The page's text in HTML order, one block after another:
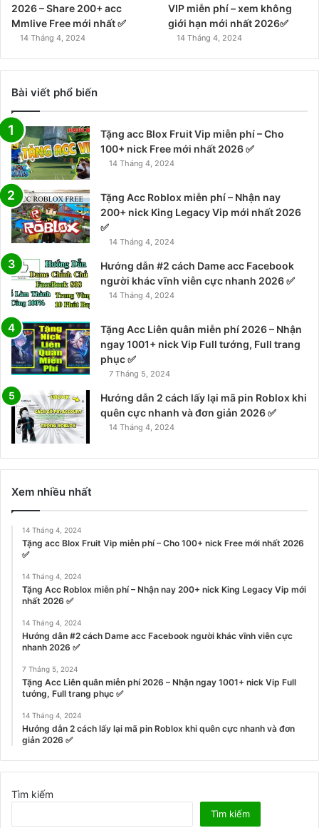
2026 – Share 200+ acc
Mmlive Free mới nhất ✅
14 Tháng 4, 2024
VIP miễn phí – xem không
giới hạn mới nhất 2026✅
14 Tháng 4, 2024
Bài viết phổ biến
Tặng acc Blox Fruit Vip miễn phí – Cho
100+ nick Free mới nhất 2026 ✅
14 Tháng 4, 2024
Tặng Acc Roblox miễn phí – Nhận nay
200+ nick King Legacy Vip mới nhất 2026
✅
14 Tháng 4, 2024
Hướng dẫn #2 cách Dame acc Facebook
người khác vĩnh viễn cực nhanh 2026 ✅
14 Tháng 4, 2024
Tặng Acc Liên quân miễn phí 2026 – Nhận
ngay 1001+ nick Vip Full tướng, Full trang
phục ✅
7 Tháng 5, 2024
Hướng dẫn 2 cách lấy lại mã pin Roblox khi
quên cực nhanh và đơn giản 2026 ✅
14 Tháng 4, 2024
Xem nhiều nhất
14 Tháng 4, 2024
Tặng acc Blox Fruit Vip miễn phí – Cho 100+ nick Free mới nhất 2026
✅
14 Tháng 4, 2024
Tặng Acc Roblox miễn phí – Nhận nay 200+ nick King Legacy Vip mới
nhất 2026 ✅
14 Tháng 4, 2024
Hướng dẫn #2 cách Dame acc Facebook người khác vĩnh viễn cực
nhanh 2026 ✅
7 Tháng 5, 2024
Tặng Acc Liên quân miễn phí 2026 – Nhận ngay 1001+ nick Vip Full
tướng, Full trang phục ✅
14 Tháng 4, 2024
Hướng dẫn 2 cách lấy lại mã pin Roblox khi quên cực nhanh và đơn
giản 2026 ✅
Tìm kiếm
Tìm kiếm